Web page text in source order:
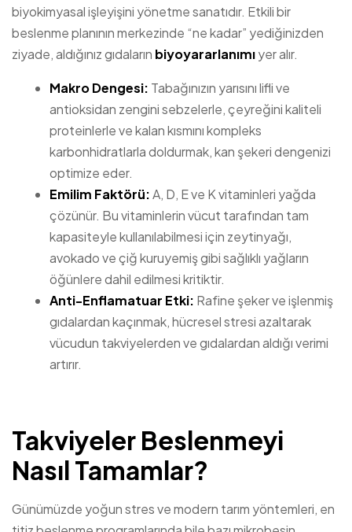
biyokimyasal işleyişini yönetme sanatıdır. Etkili bir
beslenme planının merkezinde “ne kadar” yediğinizden
ziyade, aldığınız gıdaların biyoyararlanımıyer alır.
Makro Dengesi: Tabağınızın yarısını lifli ve
antioksidan zengini sebzelerle, çeyreğini kaliteli
proteinlerle ve kalan kısmını kompleks
karbonhidratlarla doldurmak, kan şekeri dengenizi
optimize eder.
Emilim Faktörü:A, D, E ve K vitaminleri yağda
çözünür. Bu vitaminlerin vücut tarafından tam
kapasiteyle kullanılabilmesi için zeytinyağı,
avokado ve çiğ kuruyemiş gibi sağlıklı yağların
öğünlere dahil edilmesi kritiktir.
Anti-Enflamatuar Etki: Rafine şeker ve işlenmiş
gıdalardan kaçınmak, hücresel stresi azaltarak
vücudun takviyelerden ve gıdalardan aldığı verimi
artırır.
Takviyeler Beslenmeyi
Nasıl Tamamlar?
Günümüzde yoğun stres ve modern tarım yöntemleri, en